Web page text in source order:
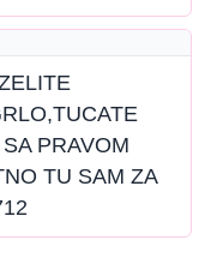
PRAVOM
TU SAM ZA